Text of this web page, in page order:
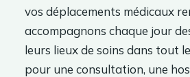
vos déplacements médicaux
accompagnons chaque jour
leurs lieux de soins dans tout
pour une consultation, une